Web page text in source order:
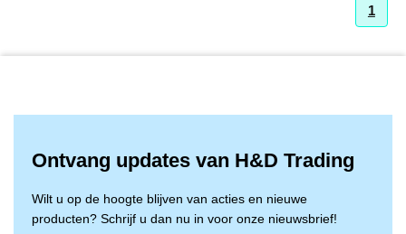
1
Ontvang updates van H&D Trading
Wilt u op de hoogte blijven van acties en nieuwe
producten? Schrijf u dan nu in voor onze nieuwsbrief!